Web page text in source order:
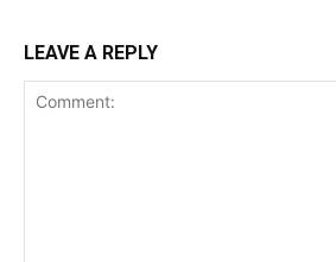
LEAVE A REPLY